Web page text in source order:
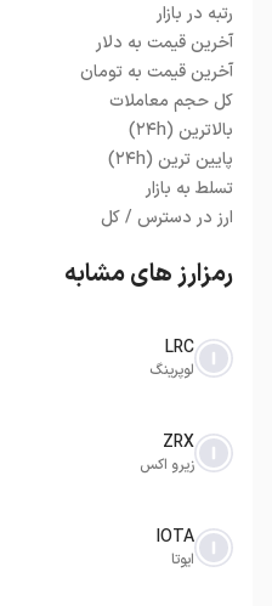
رتبه در بازار
آخرین قیمت به دلار
آخرین قیمت به تومان
کل حجم معاملات
بالاترین (۲۴h)
پایین ترین (۲۴h)
تسلط به بازار
ارز در دسترس / کل
رمزارز های مشابه
LRC
لوپرینگ
ZRX
زیرو اکس
IOTA
ایوتا